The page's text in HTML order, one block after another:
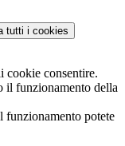
tutti i cookies
cookie consentire.
il funzionamento della
funzionamento potete